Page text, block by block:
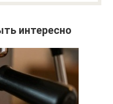
интересно